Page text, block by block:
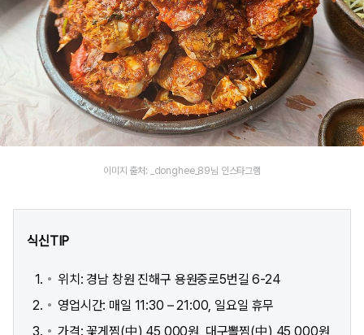
이미지 출처: _donghee_89님 인스타그램
식신TIP
위치: 경남 창원 진해구 용원중로5번길 6-24
영업시간: 매일 11:30 – 21:00, 일요일 휴무
가격: 꽃게찜(中) 45,000원, 대구뽈찜(中) 45,000원